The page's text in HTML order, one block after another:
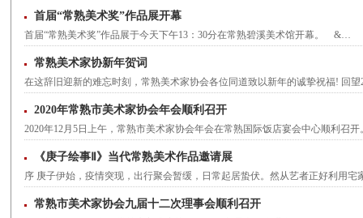
首届“常熟美术奖”作品展开幕
首届“常熟美术奖”作品展于今天下午13：30分在常熟碧溪美术馆开幕。 &…
常熟美术家协新年贺词
在这辞旧迎新的难忘时刻，常熟美术家协会各位同道致以新年的诚挚祝福! 回
2020年常熟市美术家协会年会顺利召开
2020年12月5日上午，常熟市美术家协会年会在常熟国际饭店宴会中心顺利召
《庚子绘事Ⅱ》当代常熟美术作品邀请展
序 庚子伊始，疫情突现，出行聚会暂缓，日常起居蛰伏。然从艺者正好利用
常熟市美术家协会九届十二次理事会顺利召开